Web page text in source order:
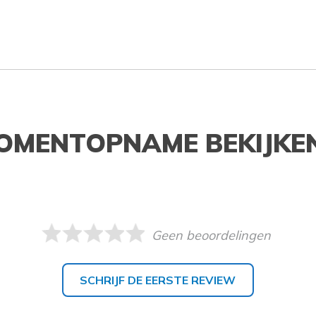
Geen beoordelingen
SCHRIJF DE EERSTE REVIEW